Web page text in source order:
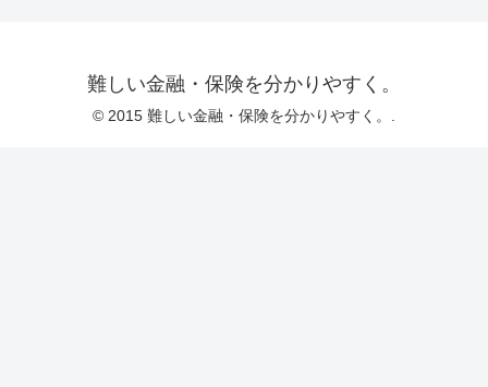
難しい金融・保険を分かりやすく。
© 2015 難しい金融・保険を分かりやすく。.